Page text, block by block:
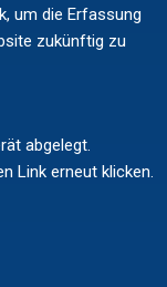
um die Erfassung
zukünftig zu
abgelegt.
Link erneut klicken.